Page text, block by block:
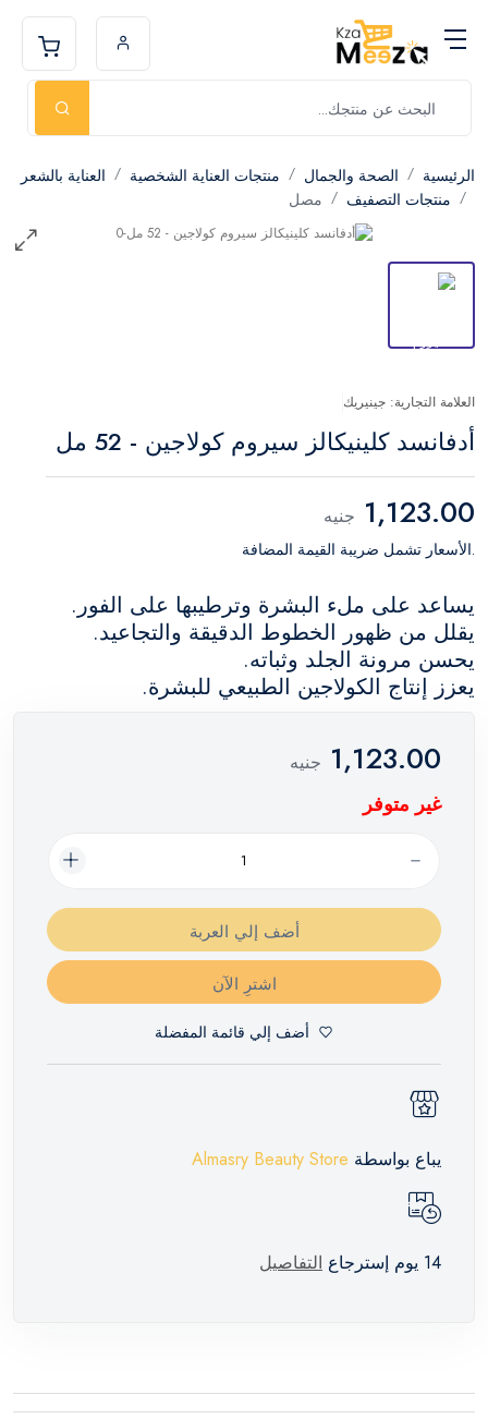
الرئيسية الصحة والجمال منتجات العناية الشخصية
العناية بالشعر
منتجات التصفيف
مصل
العلامة التجارية: جينيريك
أدفانسد كلينيكالز سيروم كولاجين - 52 مل
1,123.00 جنيه
.الأسعار تشمل ضريبة القيمة المضافة
يساعد على ملء البشرة وترطيبها على الفور.
يقلل من ظهور الخطوط الدقيقة والتجاعيد.
يحسن مرونة الجلد وثباته.
يعزز إنتاج الكولاجين الطبيعي للبشرة.
1,123.00 جنيه
غير متوفر
أضف إلي العربة
اشترِ الآن
أضف إلي قائمة المفضلة
يباع بواسطة Almasry Beauty Store
14 يوم إسترجاع التفاصيل